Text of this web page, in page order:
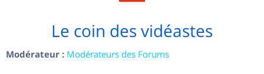
Le coin des vidéastes
Modérateur : Modérateurs des Forums